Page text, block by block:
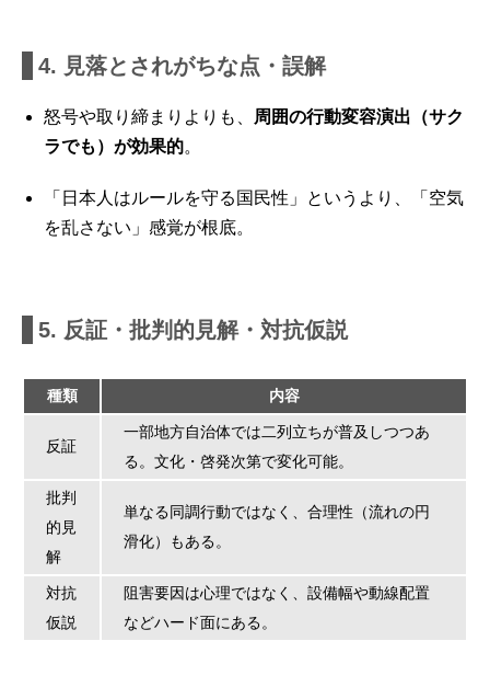
4. 見落とされがちな点・誤解
怒号や取り締まりよりも、
周囲の行動変容演出（サク
ラでも）が効果的。
「日本人はルールを守る国民性」というより、「空気
を乱さない」感覚が根底。
5. 反証・批判的見解・対抗仮説
種類 内容
反証
一部地方自治体では二列立ちが普及しつつあ
る。文化・啓発次第で変化可能。
批判
的見
解
単なる同調行動ではなく、合理性（流れの円
滑化）もある。
対抗
仮説
阻害要因は心理ではなく、設備幅や動線配置
などハード面にある。